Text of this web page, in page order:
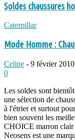
Soldes chaussures
Caterpillar
Mode Homme :
Celine - 9 février 2010
0
Les soldes sont
une sélection de
à l'étrier et surtout
bien souvent les
CHOICE marron clair
Neosens est une